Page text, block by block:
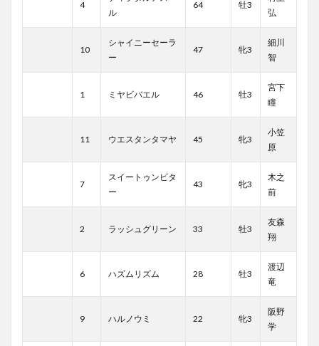
4
ル
64 牡3
弘
10
シャイニーセーラ
ー
47 牝3
細川
智
1 ミヤビバエル 46 牡3
宮下
瞳
11 ウエスタンタマヤ 45 牝3
小笠
原
7
スイートゥンビタ
ー
43 牝3
木之
前
2 ラッシュグリーン 33 牡3
友森
翔
6 ハズムリズム 28 牡3
渡辺
竜
9 ハルノウミ 22 牝3
阪野
学